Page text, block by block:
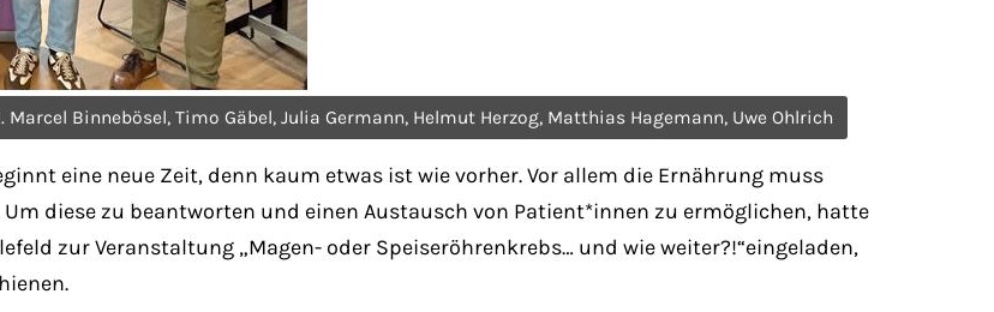
Binnebösel, Timo Gäbel, Julia Germann, Helmut Herzog, Matthias Hagemann, Uwe Ohlrich
eine neue Zeit, denn kaum etwas ist wie vorher. Vor allem die Ernährung muss
diese zu beantworten und einen Austausch von Patient*innen zu ermöglichen, hatte
zur Veranstaltung „Magen- oder Speiseröhrenkrebs… und wie weiter?!“eingeladen,